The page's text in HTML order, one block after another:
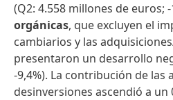
(Q2: 4.558 millones de euros; -
orgánicas, que excluyen el
cambiarios y las
presentaron un desarrollo
-9,4%). La contribución de las
desinversiones ascendió a un